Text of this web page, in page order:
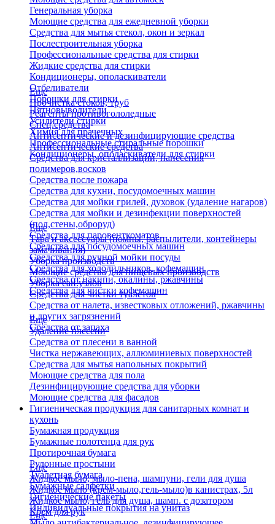
Генеральная уборка
Моющие средства для ежедневной уборки
Средства для мытья стекол, окон и зеркал
Послестроительная уборка
Профессиональные средства для стирки
Жидкие средства для стирки
Кондиционеры, ополаскиватели
Отбеливатели
Порошки для стирки
Пятновыводители
Усилители стирки
Химия для прачечных
Профессиональные стиральные порошки
Кондиционеры, ополаскиватели для стирки
Еще
Прочистка стоков, труб
Реагенты противогололедные
Спец.средства
Антисептические и дезинфицирующие средства
Антисептические средства
Средства для кристаллизации, нанесения
полимеров,восков
Средства после пожара
Средства для кухни, посудомоечных машин
Средства для мойки грилей, духовок (удаление нагаров)
Средства для мойки и дезинфекции поверхностей
(пол,стены,оброруд)
Средства для паровенткоматов
Средства для посудомоечных машин
Средства для ручной мойки посуды
Средства для холодильников, кофемашин
Средства от накипи, окалины, ржавчины
Средства для чистки кофемашин
Еще
Тара и аксессуары (помпы, распылители, контейнеры
замачивания)
Уборка производств
Моющие средства для пищевых производств
Уборка сан.узлов
Средства для чистки туалетов
Средства от налета, известковых отложений, ржавчины
и других загрязнений
Средства от запаха
Еще
Удаление плесени
Средства от плесени в ванной
Чистка нержавеющих, аллюминиевых поверхностей
Средства для мытья напольных покрытий
Моющие средства для пола
Дезинфицирующие средства для уборки
Моющие средства для фасадов
Гигиеническая продукция для санитарных комнат и
кухонь
Бумажная продукция
Бумажные полотенца для рук
Протирочная бумага
Рулонные простыни
Туалетная бумага
Бумажные салфетки
Гигиенические пакеты
Индивидуальные покрытия на унитаз
Еще
Жидкое мыло, мыло-пена, шампуни, гели для душа
Жидкое мыло (крем-мыло,гель-мыло)в канистрах, 5л
Жидкое мыло, гель для душа, шамп. с дозатором
Крем для рук
Еще